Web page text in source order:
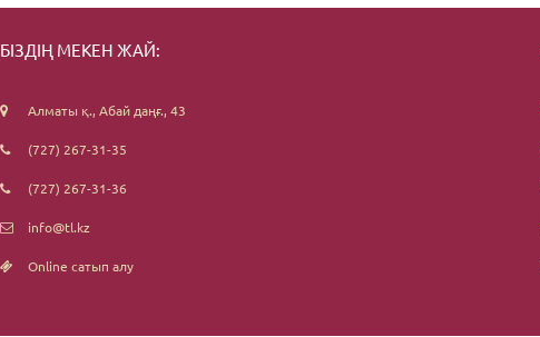
БІЗДІҢ МЕКЕН ЖАЙ:
Алматы қ., Абай даңғ., 43
(727) 267-31-35
(727) 267-31-36
info@tl.kz
Online сатып алу